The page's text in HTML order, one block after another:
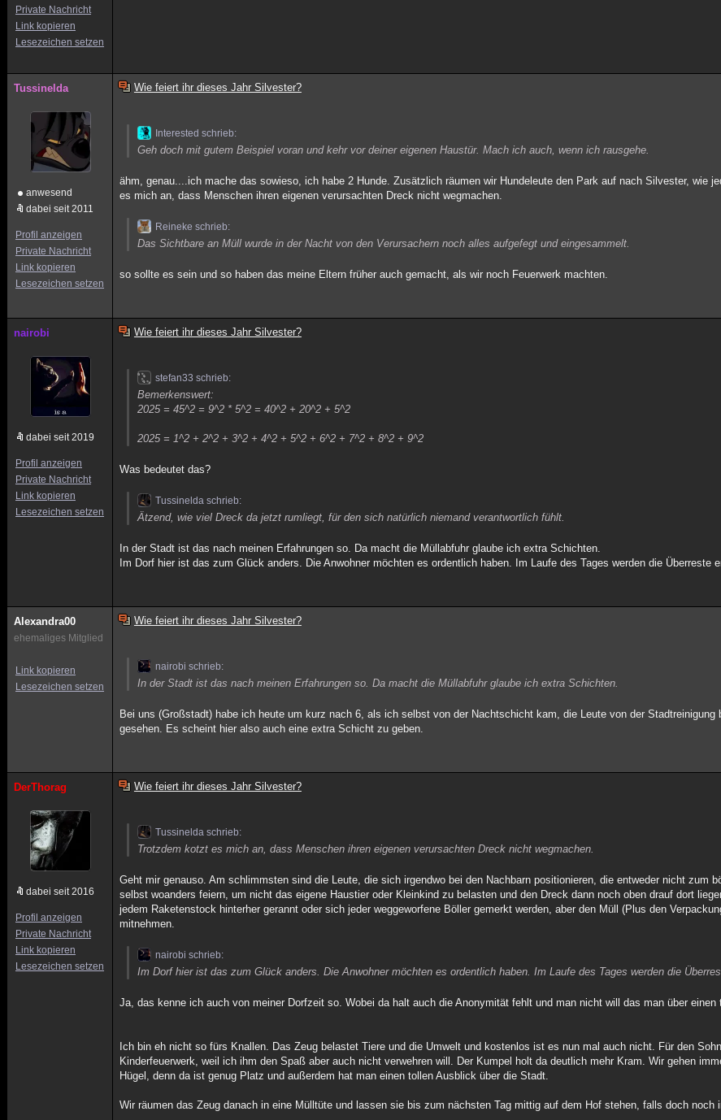
Private Nachricht
Link kopieren
Lesezeichen setzen
Tussinelda
anwesend
dabei seit 2011
Profil anzeigen
Private Nachricht
Link kopieren
Lesezeichen setzen
Wie feiert ihr dieses Jahr Silvester?
Interested schrieb:
Geh doch mit gutem Beispiel voran und kehr vor deiner eigenen Haustür. Mach ich auch, wenn ich rausgehe.
ähm, genau....ich mache das sowieso, ich habe 2 Hunde. Zusätzlich räumen wir Hundeleute den Park auf nach Silvester, wie
es mich an, dass Menschen ihren eigenen verursachten Dreck nicht wegmachen.
Reineke schrieb:
Das Sichtbare an Müll wurde in der Nacht von den Verursachern noch alles aufgefegt und eingesammelt.
so sollte es sein und so haben das meine Eltern früher auch gemacht, als wir noch Feuerwerk machten.
nairobi
dabei seit 2019
Profil anzeigen
Private Nachricht
Link kopieren
Lesezeichen setzen
Wie feiert ihr dieses Jahr Silvester?
stefan33 schrieb:
Bemerkenswert:
2025 = 45^2 = 9^2 * 5^2 = 40^2 + 20^2 + 5^2
2025 = 1^2 + 2^2 + 3^2 + 4^2 + 5^2 + 6^2 + 7^2 + 8^2 + 9^2
Was bedeutet das?
Tussinelda schrieb:
Ätzend, wie viel Dreck da jetzt rumliegt, für den sich natürlich niemand verantwortlich fühlt.
In der Stadt ist das nach meinen Erfahrungen so. Da macht die Müllabfuhr glaube ich extra Schichten.
Im Dorf hier ist das zum Glück anders. Die Anwohner möchten es ordentlich haben. Im Laufe des Tages werden die Überreste
Alexandra00
ehemaliges Mitglied
Link kopieren
Lesezeichen setzen
Wie feiert ihr dieses Jahr Silvester?
nairobi schrieb:
In der Stadt ist das nach meinen Erfahrungen so. Da macht die Müllabfuhr glaube ich extra Schichten.
Bei uns (Großstadt) habe ich heute um kurz nach 6, als ich selbst von der Nachtschicht kam, die Leute von der Stadtreinigung
gesehen. Es scheint hier also auch eine extra Schicht zu geben.
DerThorag
dabei seit 2016
Profil anzeigen
Private Nachricht
Link kopieren
Lesezeichen setzen
Wie feiert ihr dieses Jahr Silvester?
Tussinelda schrieb:
Trotzdem kotzt es mich an, dass Menschen ihren eigenen verursachten Dreck nicht wegmachen.
Geht mir genauso. Am schlimmsten sind die Leute, die sich irgendwo bei den Nachbarn positionieren, die entweder nicht zum
selbst woanders feiern, um nicht das eigene Haustier oder Kleinkind zu belasten und den Dreck dann noch oben drauf dort
jedem Raketenstock hinterher gerannt oder sich jeder weggeworfene Böller gemerkt werden, aber den Müll (Plus den
mitnehmen.
nairobi schrieb:
Im Dorf hier ist das zum Glück anders. Die Anwohner möchten es ordentlich haben. Im Laufe des Tages werden die
Ja, das kenne ich auch von meiner Dorfzeit so. Wobei da halt auch die Anonymität fehlt und man nicht will das man über einen
Ich bin eh nicht so fürs Knallen. Das Zeug belastet Tiere und die Umwelt und kostenlos ist es nun mal auch nicht. Für den
Kinderfeuerwerk, weil ich ihm den Spaß aber auch nicht verwehren will. Der Kumpel holt da deutlich mehr Kram. Wir gehen
Hügel, denn da ist genug Platz und außerdem hat man einen tollen Ausblick über die Stadt.
Wir räumen das Zeug danach in eine Mülltüte und lassen sie bis zum nächsten Tag mittig auf dem Hof stehen, falls doch noch